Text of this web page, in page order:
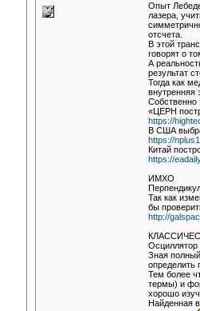
Опыт
лазера,
отсчета.
В этой
говорят о
А
результат
Тогда как
внутренняя
Собственно
«ЦЕРН
https://
В США
https://
Китай
https://
ИМХО
Так как
бы
http://
Осциллятор
Зная
определить
Тем более
термы) и
хорошо
Найденная